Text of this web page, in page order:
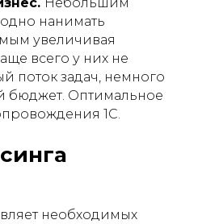
нанимать
увеличивая
всего у них не
поток задач, немного
Оптимальное
1С.
необходимых